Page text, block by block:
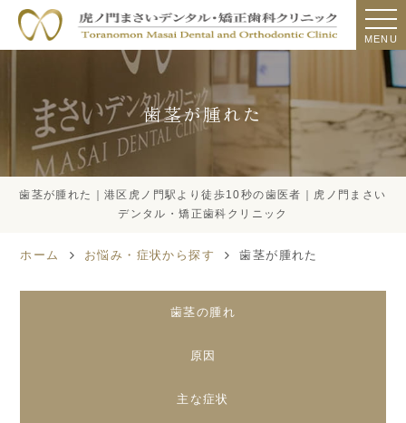
MENU
歯茎が腫れた
歯茎が腫れた｜港区虎ノ門駅より徒歩10秒の歯医者｜虎ノ門まさい
デンタル・矯正歯科クリニック
ホーム お悩み・症状から探す 歯茎が腫れた
歯茎の腫れ
原因
主な症状